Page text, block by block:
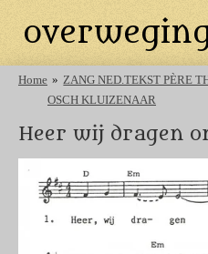
direct
de
hoofdinhoud
Home » ZANG NED.TEKST PÈRE
OSCH KLUIZENAAR
Heer wij dragen